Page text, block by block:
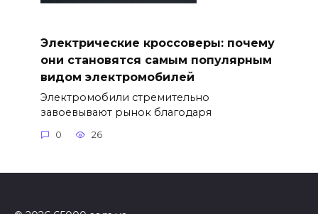
Электрические кроссоверы: почему
они становятся самым популярным
видом электромобилей
Электромобили стремительно
завоевывают рынок благодаря
0 26